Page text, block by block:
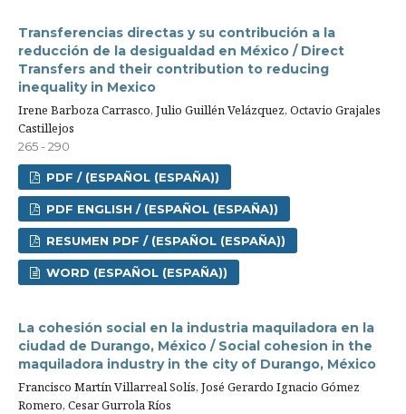
Transferencias directas y su contribución a la
reducción de la desigualdad en México / Direct
Transfers and their contribution to reducing
inequality in Mexico
Irene Barboza Carrasco, Julio Guillén Velázquez, Octavio Grajales
Castillejos
265 - 290
PDF / (ESPAÑOL (ESPAÑA))
PDF ENGLISH / (ESPAÑOL (ESPAÑA))
RESUMEN PDF / (ESPAÑOL (ESPAÑA))
WORD (ESPAÑOL (ESPAÑA))
La cohesión social en la industria maquiladora en la
ciudad de Durango, México / Social cohesion in the
maquiladora industry in the city of Durango, México
Francisco Martín Villarreal Solís, José Gerardo Ignacio Gómez
Romero, Cesar Gurrola Ríos